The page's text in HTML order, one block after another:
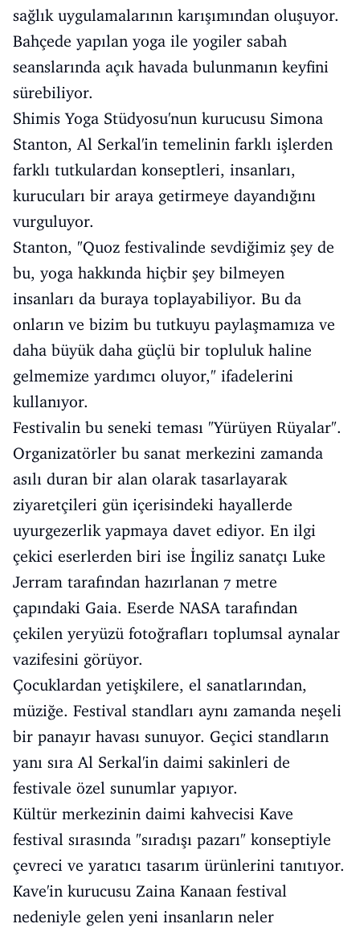
sağlık uygulamalarının karışımından oluşuyor.
Bahçede yapılan yoga ile yogiler sabah
seanslarında açık havada bulunmanın keyfini
sürebiliyor.
Shimis Yoga Stüdyosu'nun kurucusu Simona
Stanton, Al Serkal'in temelinin farklı işlerden
farklı tutkulardan konseptleri, insanları,
kurucuları bir araya getirmeye dayandığını
vurguluyor.
Stanton, "Quoz festivalinde sevdiğimiz şey de
bu, yoga hakkında hiçbir şey bilmeyen
insanları da buraya toplayabiliyor. Bu da
onların ve bizim bu tutkuyu paylaşmamıza ve
daha büyük daha güçlü bir topluluk haline
gelmemize yardımcı oluyor," ifadelerini
kullanıyor.
Festivalin bu seneki teması "Yürüyen Rüyalar".
Organizatörler bu sanat merkezini zamanda
asılı duran bir alan olarak tasarlayarak
ziyaretçileri gün içerisindeki hayallerde
uyurgezerlik yapmaya davet ediyor. En ilgi
çekici eserlerden biri ise İngiliz sanatçı Luke
Jerram tarafından hazırlanan 7 metre
çapındaki Gaia. Eserde NASA tarafından
çekilen yeryüzü fotoğrafları toplumsal aynalar
vazifesini görüyor.
Çocuklardan yetişkilere, el sanatlarından,
müziğe. Festival standları aynı zamanda neşeli
bir panayır havası sunuyor. Geçici standların
yanı sıra Al Serkal'in daimi sakinleri de
festivale özel sunumlar yapıyor.
Kültür merkezinin daimi kahvecisi Kave
festival sırasında "sıradışı pazarı" konseptiyle
çevreci ve yaratıcı tasarım ürünlerini tanıtıyor.
Kave'in kurucusu Zaina Kanaan festival
nedeniyle gelen yeni insanların neler